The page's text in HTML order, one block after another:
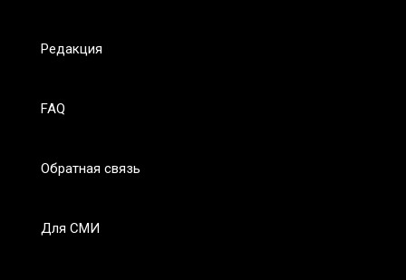
Редакция
FAQ
Обратная связь
Для СМИ